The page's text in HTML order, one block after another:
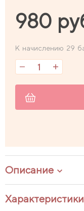
980
К начислению 29
Описание
Характеристики